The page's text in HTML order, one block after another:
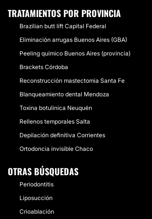
TRATAMIENTOS POR PROVINCIA
Brazilian butt lift Capital Federal
Eliminación arrugas Buenos Aires (GBA)
Peeling químico Buenos Aires (provincia)
Brackets Córdoba
Reconstrucción mastectomia Santa Fe
Blanqueamiento dental Mendoza
Toxina botulinica Neuquén
Rellenos temporales Salta
Depilación definitiva Corrientes
Ortodoncia invisible Chaco
OTRAS BÚSQUEDAS
Periodontitis
Liposucción
Crioablación